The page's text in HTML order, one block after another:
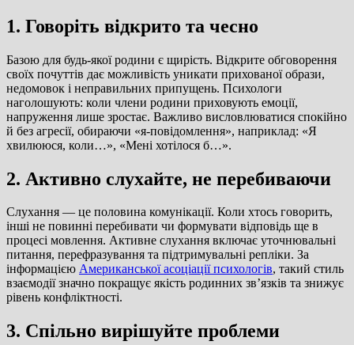
1. Говоріть відкрито та чесно
Базою для будь-якої родини є щирість. Відкрите обговорення
своїх почуттів дає можливість уникати прихованої образи,
недомовок і неправильних припущень. Психологи
наголошують: коли члени родини приховують емоції,
напруження лише зростає. Важливо висловлюватися спокійно
й без агресії, обираючи «я-повідомлення», наприклад: «Я
хвилююся, коли…», «Мені хотілося б…».
2. Активно слухайте, не перебиваючи
Слухання — це половина комунікації. Коли хтось говорить,
інші не повинні перебивати чи формувати відповідь ще в
процесі мовлення. Активне слухання включає уточнювальні
питання, перефразування та підтримувальні репліки. За
інформацією Американської асоціації психологів, такий стиль
взаємодії значно покращує якість родинних зв’язків та знижує
рівень конфліктності.
3. Спільно вирішуйте проблеми